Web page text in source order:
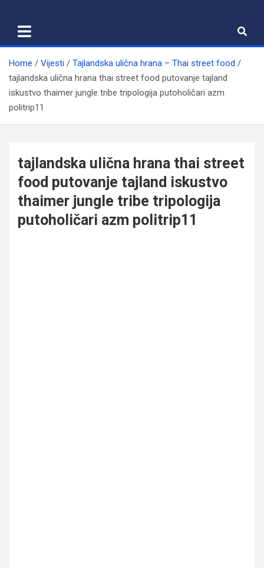
content
Home Vijesti
Tajlandska ulična hrana – Thai street food
tajlandska ulična hrana thai street food putovanje tajland
iskustvo thaimer jungle tribe tripologija putoholičari azm
politrip11
tajlandska ulična hrana thai street
food putovanje tajland iskustvo
thaimer jungle tribe tripologija
putoholičari azm politrip11